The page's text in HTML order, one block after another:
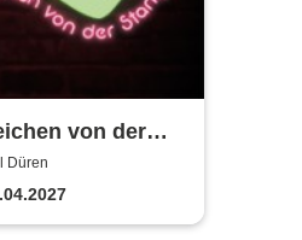
von der
Dinner
Düren